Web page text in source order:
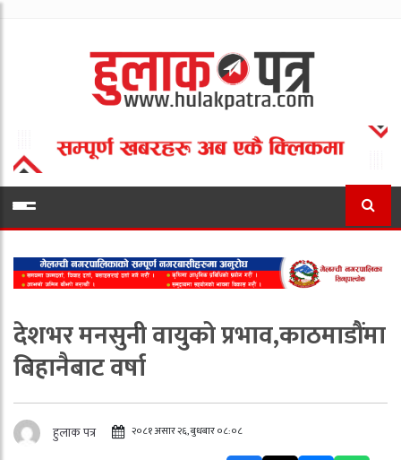
देशभर मनसुनी वायुको प्रभाव,काठमाडौंमा
बिहानैबाट वर्षा
हुलाक पत्र २०८१ असार २६, बुधबार ०८:०८